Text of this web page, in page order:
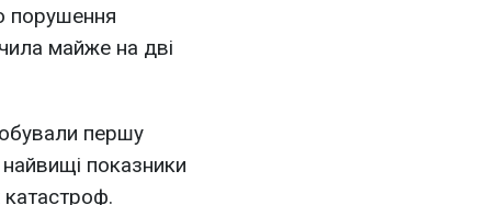
порушення
майже на дві
першу
показники
катастроф.